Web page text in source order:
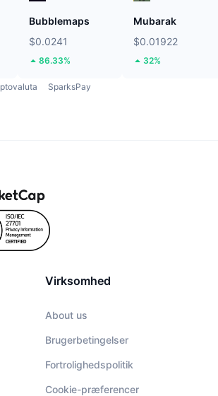
Bubblemaps
$0.0241
86.33%
Mubarak
$0.01922
32%
SparksPay
Virksomhed
About us
Brugerbetingelser
Fortrolighedspolitik
Cookie-præferencer